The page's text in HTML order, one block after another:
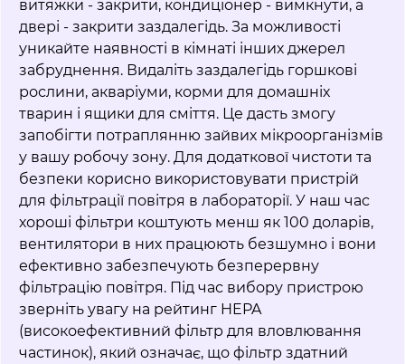
витяжки - закрити, кондиціонер - вимкнути, а
двері - закрити заздалегідь. За можливості
уникайте наявності в кімнаті інших джерел
забруднення. Видаліть заздалегідь горшкові
рослини, акваріуми, корми для домашніх
тварин і ящики для сміття. Це дасть змогу
запобігти потраплянню зайвих мікроорганізмів
у вашу робочу зону. Для додаткової чистоти та
безпеки корисно використовувати пристрій
для фільтрації повітря в лабораторії. У наш час
хороші фільтри коштують менш як 100 доларів,
вентилятори в них працюють безшумно і вони
ефективно забезпечують безперервну
фільтрацію повітря. Під час вибору пристрою
зверніть увагу на рейтинг HEPA
(високоефективний фільтр для вловлювання
частинок), який означає, що фільтр здатний